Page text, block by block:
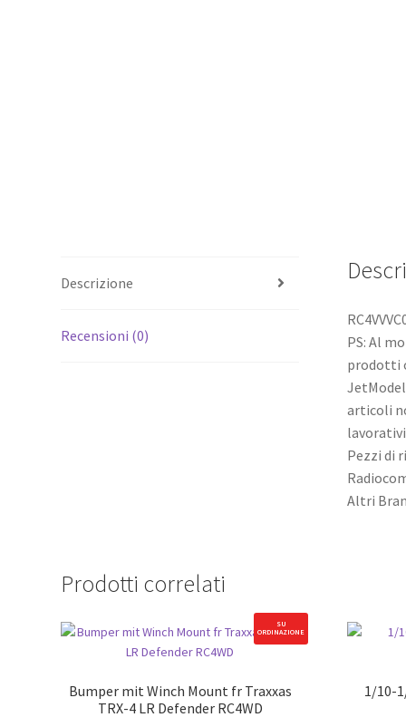
Descrizione
Recensioni (0)
PS: Al
prodotti
articoli
Pezzi di
Altri
Prodotti correlati
SU
ORDINAZIONE
Bumper mit Winch Mount fr Traxxas
TRX-4 LR Defender RC4WD
1/10-